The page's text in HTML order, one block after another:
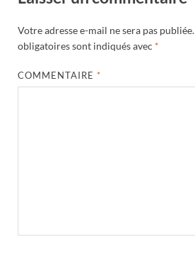
Votre adresse e-mail ne sera pas publiée.
obligatoires sont indiqués avec *
COMMENTAIRE *